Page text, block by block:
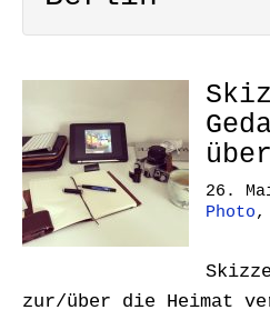
26.
Photo,
zur/über die Heimat